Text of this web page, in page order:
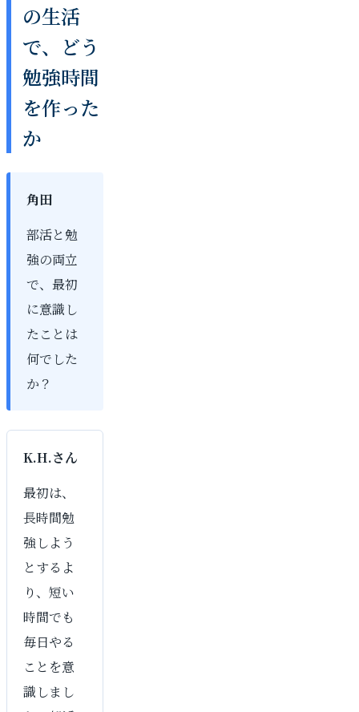
の生活
で、どう
勉強時間
を作った
か
角田
部活と勉
強の両立
で、最初
に意識し
たことは
何でした
か？
K.H.さん
最初は、
長時間勉
強しよう
とするよ
り、短い
時間でも
毎日やる
ことを意
識しまし